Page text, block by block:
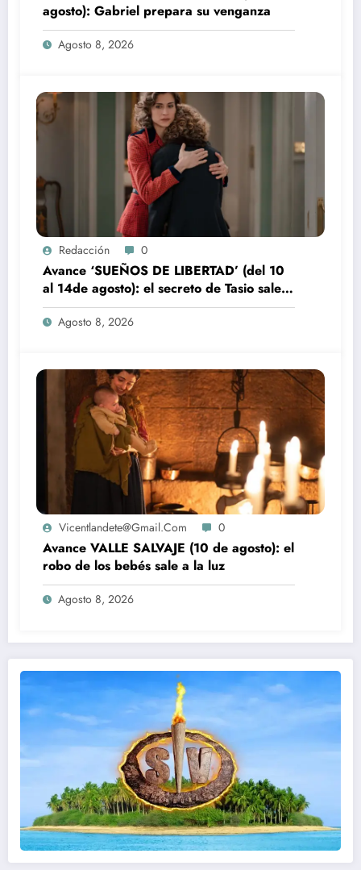
agosto): Gabriel prepara su venganza
Agosto 8, 2026
Redacción 0
Avance ‘SUEÑOS DE LIBERTAD’ (del 10
al 14de agosto): el secreto de Tasio sale a
la luz
Agosto 8, 2026
Vicentlandete@gmail.com 0
Avance VALLE SALVAJE (10 de agosto): el
robo de los bebés sale a la luz
Agosto 8, 2026